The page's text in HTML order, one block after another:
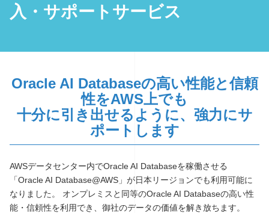
入・サポートサービス
Oracle AI Databaseの高い性能と信頼
性をAWS上でも
十分に引き出せるように、強力にサ
ポートします
AWSデータセンター内でOracle AI Databaseを稼働させる
「Oracle AI Database@AWS」が日本リージョンでも利用可能に
なりました。 オンプレミスと同等のOracle AI Databaseの高い性
能・信頼性を利用でき、御社のデータの価値を解き放ちます。